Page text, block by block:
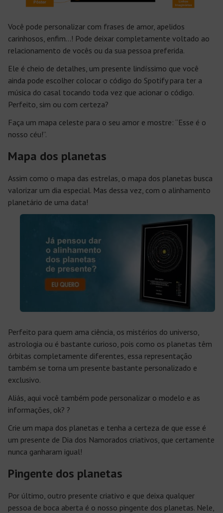
Você pode personalizar com frases de amor, apelidos
carinhosos, enfim…! Pode deixar completamente voltado ao
relacionamento de vocês ou da sua pessoa preferida.
Ele é cheio de detalhes, um presente lindíssimo que você
ainda pode escolher colocar o código do Spotify para ter a
música do casal tocando toda vez que acionar o código.
Perfeito, sim ou com certeza?
Faça um mapa celeste para o seu amor e mostre: “Esse é o
nosso céu!”.
Mapa dos planetas
Assim como o mapa das estrelas, o mapa dos planetas busca
valorizar um dia especial. Mas dessa vez, com o alinhamento
planetário de uma data!
Perfeito para quem ama ciência, os mistérios do universo,
astrologia ou é bastante curioso, pois como os planetas têm
órbitas completamente diferentes, essa representação
também se torna um presente bastante personalizado e
exclusivo.
Aliás, aqui você também pode personalizar o modelo e as
informações, ok? ?
Crie um mapa dos planetas e tenha a certeza de que esse é
um presente de Dia dos Namorados criativos, que certamente
nunca ganharam igual!
Pingente dos planetas
Por último, outro presente criativo e que deixa qualquer
pessoa de boca aberta é o nosso pingente dos planetas. Nele,